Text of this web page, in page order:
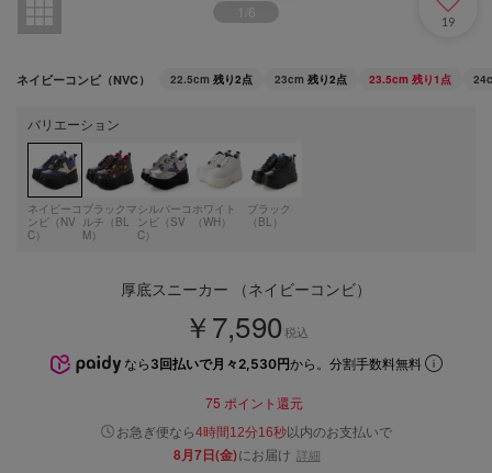
1 6
19
ネイビーコンビ（NVC） 22.5cm 残り2点 23cm 残り2点 23.5cm 残り1点
バリエーション
ネイビーコ
ンビ（NV
C）
ブラックマ
ルチ（BL
M）
シルバーコ
ンビ（SV
C）
ホワイト
（WH）
ブラック
（BL）
厚底スニーカー （ネイビーコンビ）
￥7,590 税込
なら 3回払いで月々2,530円から。分割手数料無料
75 ポイント還元
お急ぎ便なら4時間12分16秒以内のお支払いで
8月7日(金)にお届け 詳細